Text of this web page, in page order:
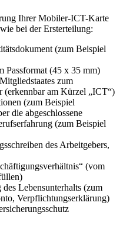
Ihrer Mobiler-ICT-Karte
bei der Ersterteilung:
(zum Beispiel
Passformat (45 x 35 mm)
zum
(erkennbar am Kürzel „ICT“)
(zum Beispiel
die abgeschlossene
(zum Beispiel
des Arbeitgebers,
(vom
Lebensunterhalts (zum
Verpflichtungserklärung)